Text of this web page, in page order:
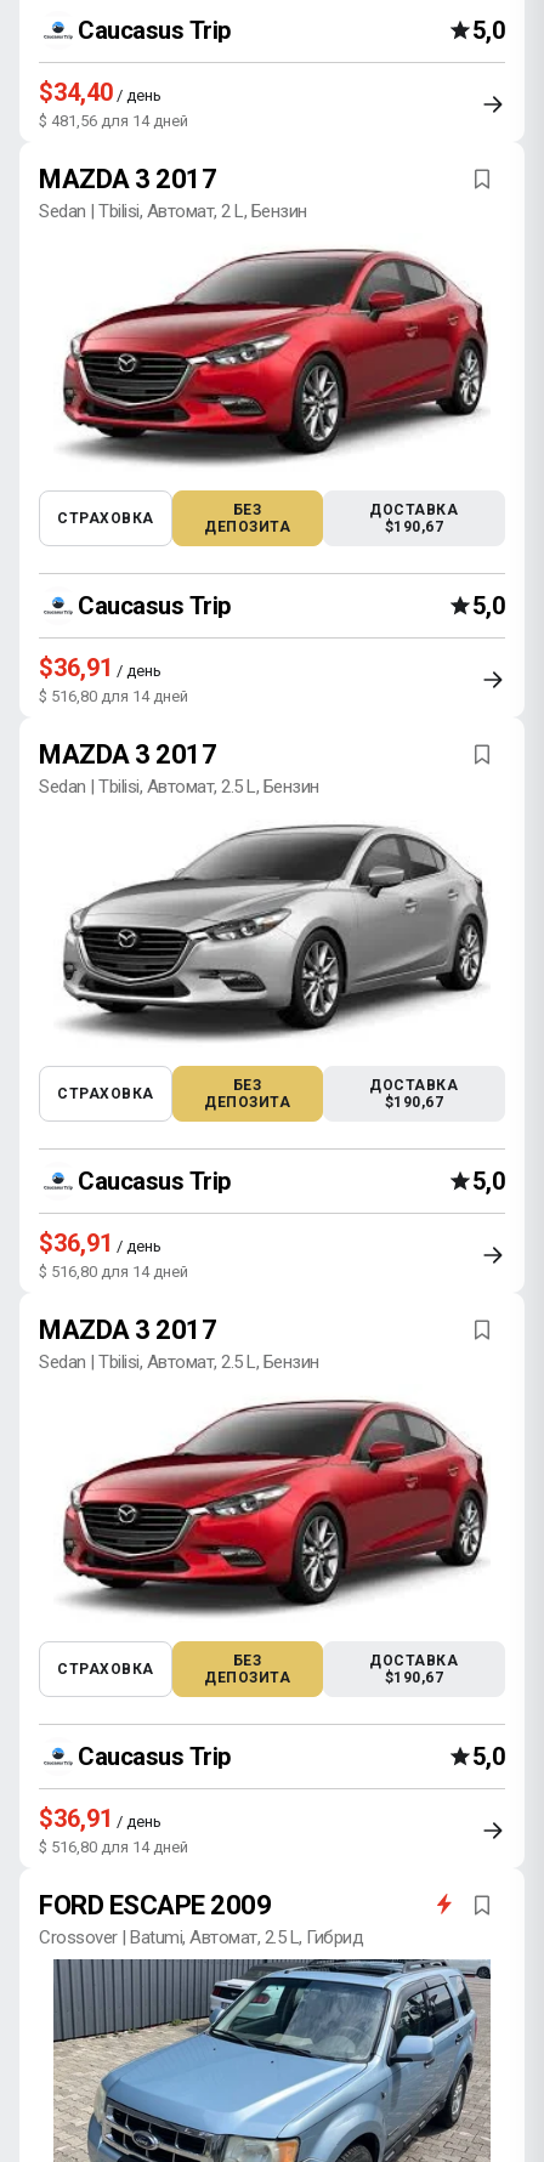
Caucasus Trip 5,0
$34,40 / день
$ 481,56 для 14 дней
MAZDA 3 2017
Sedan | Tbilisi, Автомат, 2 L, Бензин
СТРАХОВКА
БЕЗ
ДЕПОЗИТА
ДОСТАВКА
$190,67
Caucasus Trip 5,0
$36,91 / день
$ 516,80 для 14 дней
MAZDA 3 2017
Sedan | Tbilisi, Автомат, 2.5 L, Бензин
СТРАХОВКА
БЕЗ
ДЕПОЗИТА
ДОСТАВКА
$190,67
Caucasus Trip 5,0
$36,91 / день
$ 516,80 для 14 дней
MAZDA 3 2017
Sedan | Tbilisi, Автомат, 2.5 L, Бензин
СТРАХОВКА
БЕЗ
ДЕПОЗИТА
ДОСТАВКА
$190,67
Caucasus Trip 5,0
$36,91 / день
$ 516,80 для 14 дней
FORD ESCAPE 2009
Crossover | Batumi, Автомат, 2.5 L, Гибрид